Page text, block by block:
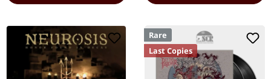
Rare
Last Copies